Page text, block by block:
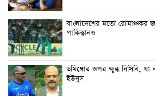
বাংলাদেশের মতো
পাকিস্তানও
ডমিঙ্গোর ওপর ক্ষুব্ধ বিসিবি,
ইউনুস